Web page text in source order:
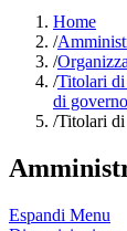
Home
/
/
/Titolari
di governo
/Titolari
Espandi Menu